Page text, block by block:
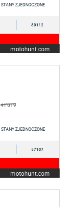
STANY ZJEDNOCZONE
80112
motohunt.com
41'019
STANY ZJEDNOCZONE
57107
motohunt.com